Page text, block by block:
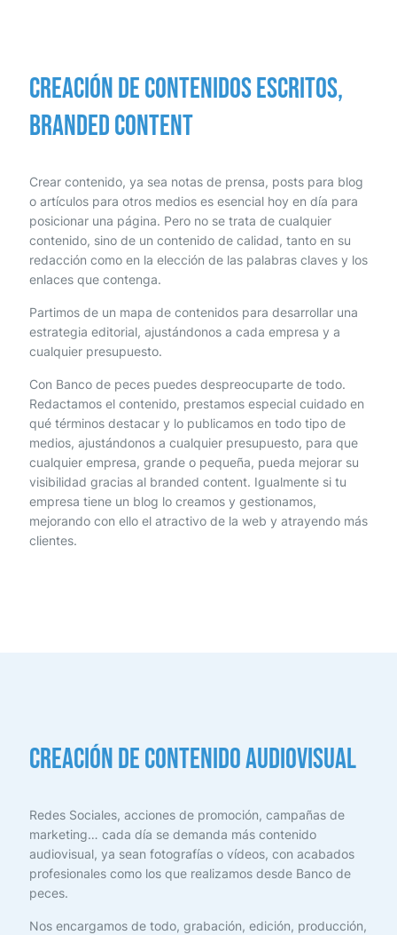
Creación de contenidos escritos,
branded content
Crear contenido, ya sea notas de prensa, posts para blog
o artículos para otros medios es esencial hoy en día para
posicionar una página. Pero no se trata de cualquier
contenido, sino de un contenido de calidad, tanto en su
redacción como en la elección de las palabras claves y los
enlaces que contenga.
Partimos de un mapa de contenidos para desarrollar una
estrategia editorial, ajustándonos a cada empresa y a
cualquier presupuesto.
Con Banco de peces puedes despreocuparte de todo.
Redactamos el contenido, prestamos especial cuidado en
qué términos destacar y lo publicamos en todo tipo de
medios, ajustándonos a cualquier presupuesto, para que
cualquier empresa, grande o pequeña, pueda mejorar su
visibilidad gracias al branded content. Igualmente si tu
empresa tiene un blog lo creamos y gestionamos,
mejorando con ello el atractivo de la web y atrayendo más
clientes.
Creación de contenido audiovisual
Redes Sociales, acciones de promoción, campañas de
marketing… cada día se demanda más contenido
audiovisual, ya sean fotografías o vídeos, con acabados
profesionales como los que realizamos desde Banco de
peces.
Nos encargamos de todo, grabación, edición, producción,